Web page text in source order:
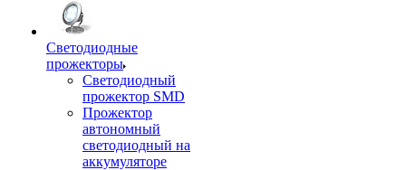
Светодиодные
прожекторы
Светодиодный
прожектор SMD
Прожектор
автономный
светодиодный на
аккумуляторе